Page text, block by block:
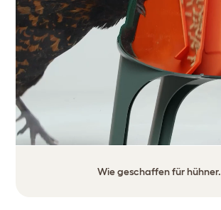
Wie geschaffen für hühner.